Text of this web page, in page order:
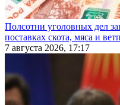
Полсотни уголовных дел
поставках скота, мяса и
7 августа 2026, 17:17